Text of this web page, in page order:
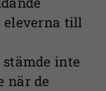
eleverna till
inte
när de